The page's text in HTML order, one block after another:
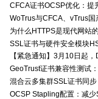
CFCA证书OCSP优化：提
WoTrus与CFCA、vTrus
为什么HTTPS是现代网站的
【紧急通知】3月10日起
GeoTrust证书兼容性测试
混合云多集群SSL证书同
OCSP Stapling配置：减